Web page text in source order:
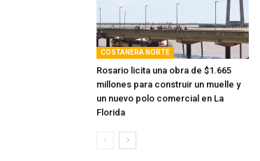
COSTANERA NORTE
Rosario licita una obra de $1.665
millones para construir un muelle y
un nuevo polo comercial en La
Florida